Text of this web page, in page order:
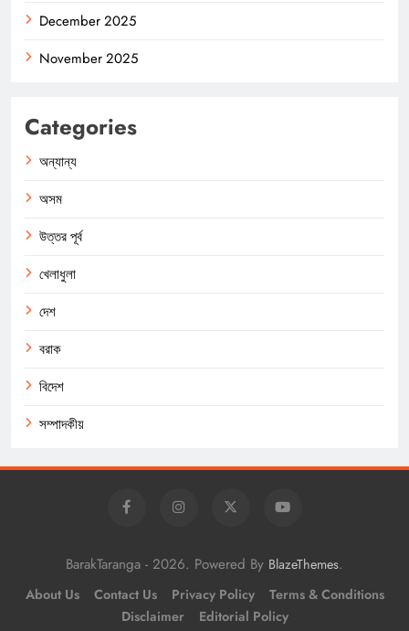
December 2025
November 2025
Categories
অন্যান্য
অসম
উত্তর পূর্ব
খেলাধুলা
দেশ
বরাক
বিদেশ
সম্পাদকীয়
BarakTaranga - 2026. Powered By BlazeThemes.
About Us Contact Us Privacy Policy
Terms & Conditions
Disclaimer
Editorial Policy